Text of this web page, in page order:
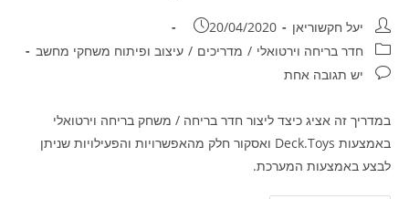
מחבר:יעל חקשוריאן פורסם:
20/04/2020
קטגוריה:חדר בריחה וירטואלי / מדריכים / עיצוב ופיתוח משחקי מחשב
תגובות:יש תגובה אחת
במדריך זה אציג כיצד ליצור חדר בריחה / משחק בריחה וירטואלי
באמצעות Deck.Toys ואסקור חלק מהאפשרויות והפעילויות שניתן
לבצע באמצעות המערכת.